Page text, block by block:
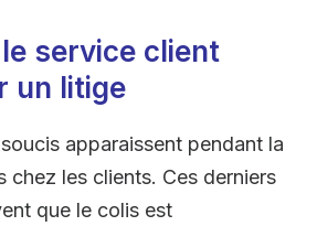
service client
un litige
apparaissent pendant la
chez les clients. Ces derniers
que le colis est